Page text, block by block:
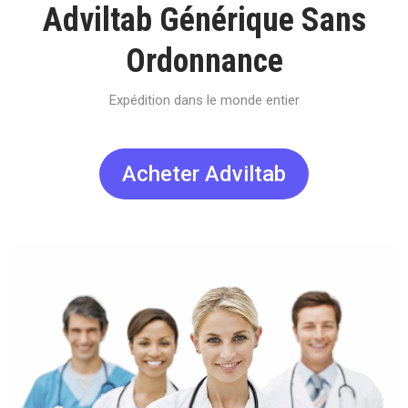
Adviltab Générique Sans
Ordonnance
Expédition dans le monde entier
Acheter Adviltab